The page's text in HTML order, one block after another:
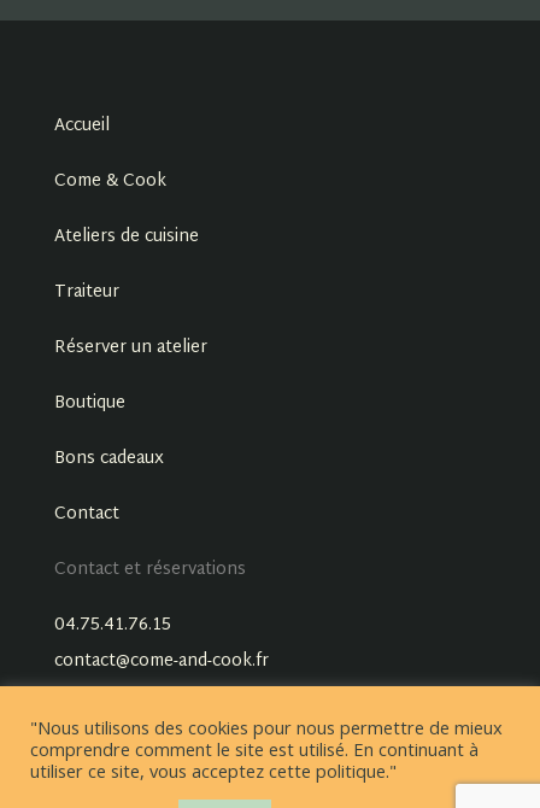
Accueil
Come & Cook
Ateliers de cuisine
Traiteur
Réserver un atelier
Boutique
Bons cadeaux
Contact
Contact et réservations
04.75.41.76.15
contact@come-and-cook.fr
"Nous utilisons des cookies pour nous permettre de mieux
comprendre comment le site est utilisé. En continuant à
utiliser ce site, vous acceptez cette politique."